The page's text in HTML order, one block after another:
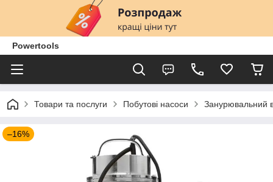
Powertools
Товари та послуги Побутові насоси Занурювальний
–16%